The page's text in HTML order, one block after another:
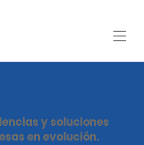
y soluciones
en evolución.